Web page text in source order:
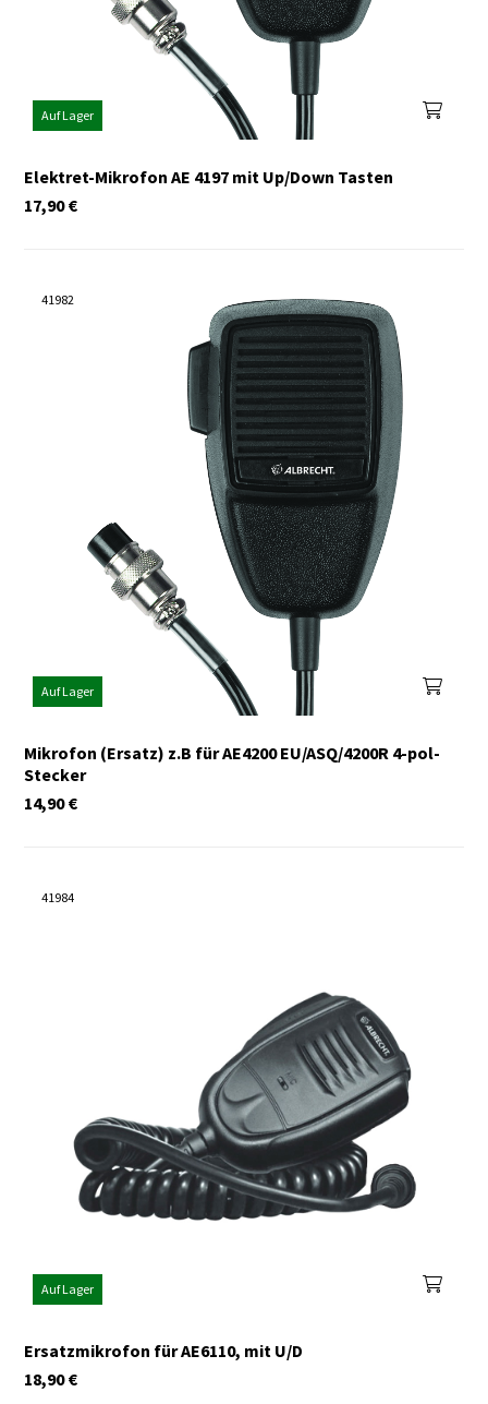
Auf Lager
Elektret-Mikrofon AE 4197 mit Up/Down Tasten
€
17,90
41982
Auf Lager
Mikrofon (Ersatz) z.B für AE4200 EU/ASQ/4200R 4-pol-
Stecker
€
14,90
41984
Auf Lager
Ersatzmikrofon für AE6110, mit U/D
€
18,90